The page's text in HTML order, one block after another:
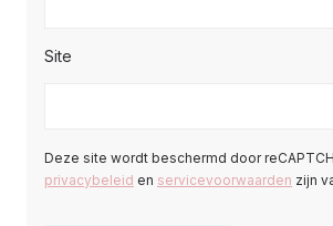
Site
Deze site wordt beschermd door
privacybeleid en servicevoorwaarden zijn